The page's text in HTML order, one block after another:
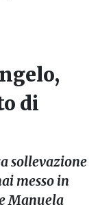
di
sollevazione
messo in
Manuela